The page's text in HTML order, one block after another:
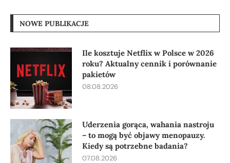
NOWE PUBLIKACJE
Ile kosztuje Netflix w Polsce w 2026
roku? Aktualny cennik i porównanie
pakietów
08.08.2026
Uderzenia gorąca, wahania nastroju
– to mogą być objawy menopauzy.
Kiedy są potrzebne badania?
07.08.2026